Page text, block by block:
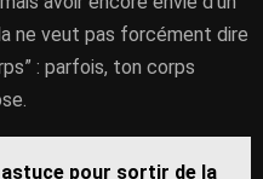
ne veut pas forcément dire
: parfois, ton corps
astuce pour sortir de la